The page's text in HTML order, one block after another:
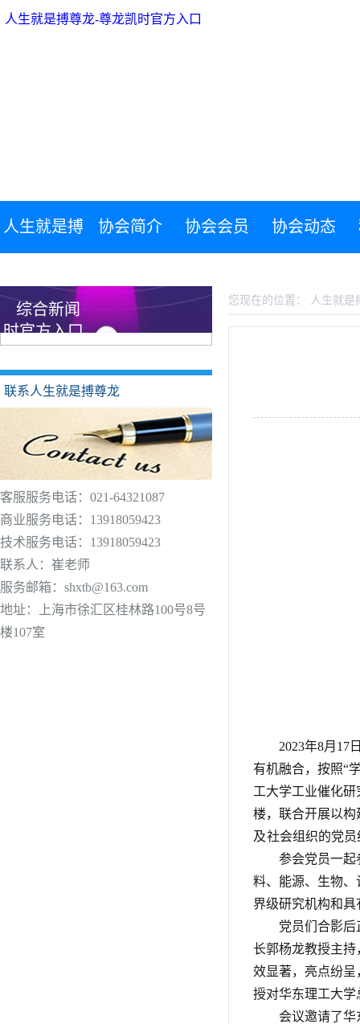
人生就是搏尊龙-尊龙凯时官方入口
人生就是搏
时官方入口
协会简介 协会会员 协会动态
综合新闻
联系人生就是搏尊龙
客服服务电话：021-64321087
商业服务电话：13918059423
技术服务电话：13918059423
联系人：崔老师
服务邮箱： shxtb@163.com
地址：上海市徐汇区桂林路100号8号
楼107室
您现在的位置： 人生就是
2023年8月17
有机融合，按照“
工大学工业催化
楼，联合开展以
及社会组织的党员
参会党员一起
料、能源、生物
界级研究机构和
党员们合影
长郭杨龙教授主
效显著，亮点纷
授对华东理工大
会议邀请了